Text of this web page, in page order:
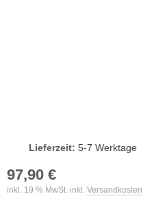
Lieferzeit: 5-7 Werktage
97,90 €
inkl. 19 % MwSt. inkl. Versandkosten